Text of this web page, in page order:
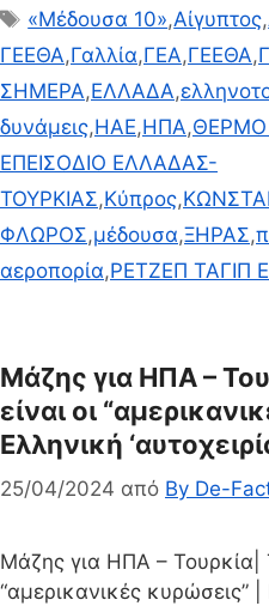
Ετικέτες
«Μέδουσα 10»,Αίγυπτος,
ΓΕΕΘΑ,Γαλλία,ΓΕΑ,ΓΕΕΘΑ,
ΣΗΜΕΡΑ,ΕΛΛΑΔΑ,
δυνάμεις,ΗΑΕ,ΗΠΑ,ΘΕΡΜΟ
ΕΠΕΙΣΟΔΙΟ ΕΛΛΑΔΑΣ-
ΤΟΥΡΚΙΑΣ,Κύπρος,
ΦΛΩΡΟΣ,μέδουσα,ΞΗΡΑΣ,
αεροπορία,ΡΕΤΖΕΠ ΤΑΓΙΠ
Μάζης για ΗΠΑ –
είναι οι
Ελληνική
25/04/2024 από By De-
Μάζης για ΗΠΑ – Τουρκία|
“αμερικανικές κυρώσεις” |